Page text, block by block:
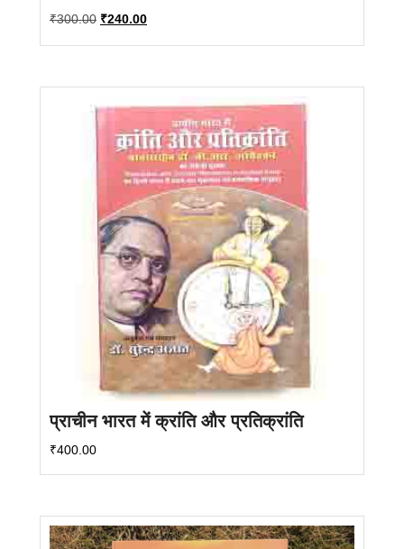
₹300.00 Original
was:
₹240.00Current
is:
प्राचीन भारत में क्रांति और प्रतिक्रांति
₹400.00